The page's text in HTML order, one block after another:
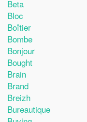
Beta
Bloc
Boîtier
Bombe
Bonjour
Bought
Brain
Brand
Breizh
Bureautique